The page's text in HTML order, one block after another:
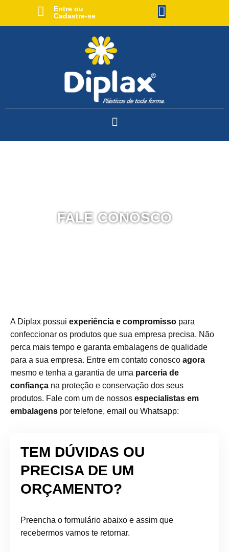
Entre ou
Cadastre-se
FALE CONOSCO
A Diplax possui experiência e compromisso para
confeccionar os produtos que sua empresa precisa. Não
perca mais tempo e garanta embalagens de qualidade
para a sua empresa. Entre em contato conosco agora
mesmo e tenha a garantia de uma parceria de
confiança na proteção e conservação dos seus
produtos. Fale com um de nossos especialistas em
embalagens por telefone, email ou Whatsapp:
TEM DÚVIDAS OU
PRECISA DE UM
ORÇAMENTO?
Preencha o formulário abaixo e assim que
recebermos vamos te retornar.